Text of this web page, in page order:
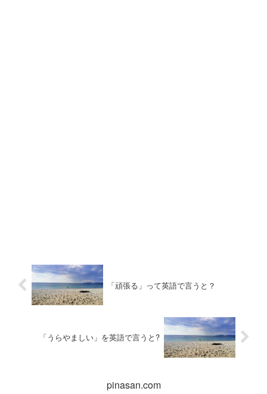
「頑張る」って英語で言うと？
「うらやましい」を英語で言うと?
pinasan.com